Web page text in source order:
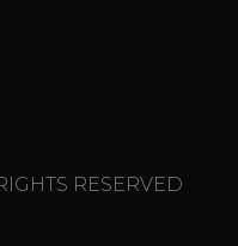
RESERVED